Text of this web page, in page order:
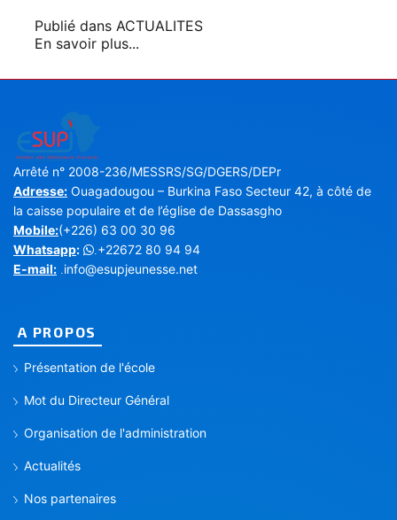
Publié dans ACTUALITES
En savoir plus...
Arrêté n° 2008-236/MESSRS/SG/DGERS/DEPr
Adresse: Ouagadougou – Burkina Faso Secteur 42, à côté de
la caisse populaire et de l’église de Dassasgho
Mobile:(+226) 63 00 30 96
Whatsapp:
+22672 80 94 94
E-mail: info@esupjeunesse.net
A PROPOS
Présentation de l'école
Mot du Directeur Général
Organisation de l'administration
Actualités
Nos partenaires